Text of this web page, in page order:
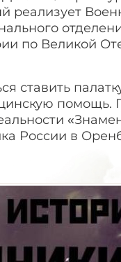
реализует
по Великой
ставить
помощь.
России в